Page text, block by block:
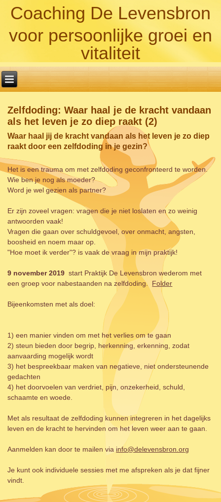
Coaching De Levensbron
voor persoonlijke groei en
vitaliteit
Zelfdoding: Waar haal je de kracht vandaan
als het leven je zo diep raakt (2)
Waar haal jij de kracht vandaan als het leven je zo diep
raakt door een zelfdoding in je gezin?
Het is een trauma om met zelfdoding geconfronteerd te worden.
Wie ben je nog als moeder?
Word je wel gezien als partner?
Er zijn zoveel vragen: vragen die je niet loslaten en zo weinig
antwoorden vaak!
Vragen die gaan over schuldgevoel, over onmacht, angsten,
boosheid en noem maar op.
"Hoe moet ik verder"? is vaak de vraag in mijn praktijk!
9 november 2019 start Praktijk De Levensbron wederom met
een groep voor nabestaanden na zelfdoding. Folder
Bijeenkomsten met als doel:
1) een manier vinden om met het verlies om te gaan
2) steun bieden door begrip, herkenning, erkenning, zodat
aanvaarding mogelijk wordt
3) het bespreekbaar maken van negatieve, niet ondersteunende
gedachten
4) het doorvoelen van verdriet, pijn, onzekerheid, schuld,
schaamte en woede.
Met als resultaat de zelfdoding kunnen integreren in het dagelijks
leven en de kracht te hervinden om het leven weer aan te gaan.
Aanmelden kan door te mailen via info@delevensbron.org
Je kunt ook individuele sessies met me afspreken als je dat fijner
vindt.